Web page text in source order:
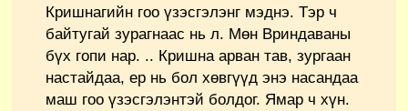
Кришнагийн гоо үзэсгэлэнг мэднэ. Тэр ч
байтугай зурагнаас нь л. Мөн Вриндаваны
бүх гопи нар. .. Кришна арван тав, зургаан
настайдаа, ер нь бол хөвгүүд энэ насандаа
маш гоо үзэсгэлэнтэй болдог. Ямар ч хүн.